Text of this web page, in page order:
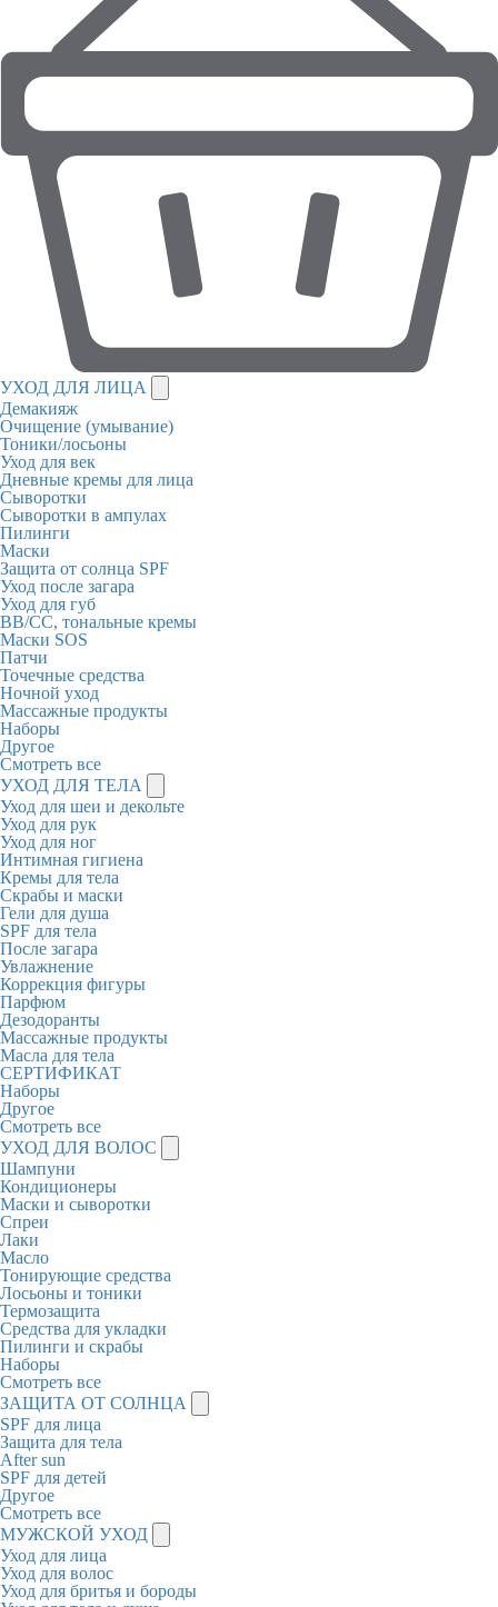
УХОД ДЛЯ ЛИЦА
Демакияж
Очищение (умывание)
Тоники/лосьоны
Уход для век
Дневные кремы для лица
Сыворотки
Сыворотки в ампулах
Пилинги
Маски
Защита от солнца SPF
Уход после загара
Уход для губ
BB/CC, тональные кремы
Маски SOS
Патчи
Точечные средства
Ночной уход
Массажные продукты
Наборы
Другое
Смотреть все
УХОД ДЛЯ ТЕЛА
Уход для шеи и декольте
Уход для рук
Уход для ног
Интимная гигиена
Кремы для тела
Скрабы и маски
Гели для душа
SPF для тела
После загара
Увлажнение
Коррекция фигуры
Парфюм
Дезодоранты
Массажные продукты
Масла для тела
СЕРТИФИКАТ
Наборы
Другое
Смотреть все
УХОД ДЛЯ ВОЛОС
Шампуни
Кондиционеры
Маски и сыворотки
Спреи
Лаки
Масло
Тонирующие средства
Лосьоны и тоники
Термозащита
Средства для укладки
Пилинги и скрабы
Наборы
Смотреть все
ЗАЩИТА ОТ СОЛНЦА
SPF для лица
Защита для тела
After sun
SPF для детей
Другое
Смотреть все
МУЖСКОЙ УХОД
Уход для лица
Уход для волос
Уход для бритья и бороды